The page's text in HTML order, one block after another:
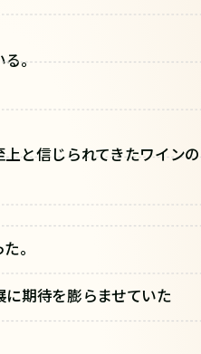
る。
と信じられてきたワインの
。
期待を膨らませていた――